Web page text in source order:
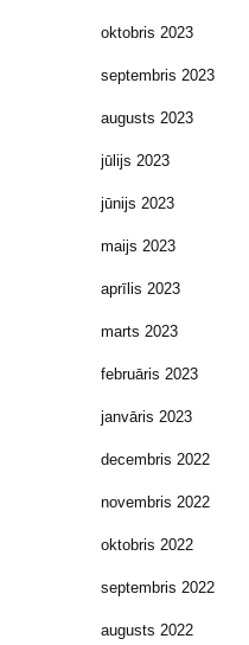
oktobris 2023
septembris 2023
augusts 2023
jūlijs 2023
jūnijs 2023
maijs 2023
aprīlis 2023
marts 2023
februāris 2023
janvāris 2023
decembris 2022
novembris 2022
oktobris 2022
septembris 2022
augusts 2022